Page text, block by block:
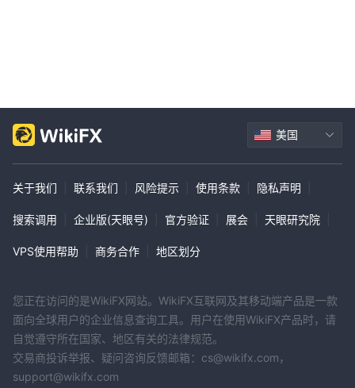
美国
关于我们 联系我们 风险提示 使用条款 隐私声明
搜索调用 企业版(天眼号) 官方验证 展会 天眼研究院
VPS使用帮助 商务合作 地区划分
您正在访问的是WikiFX网站。WikiFX互联网及其移动端产品是一款
面向全球用户的企业信息查询工具。用户在使用WikiFX产品时，请
自觉遵守所在国家、地区有关的法律规范。
交易商投诉举报、疑问咨询反馈邮箱：cs@wikifx.com，
support@wikifx.com